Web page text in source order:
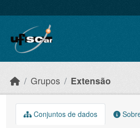
Grupos Extensão
Conjuntos de dados